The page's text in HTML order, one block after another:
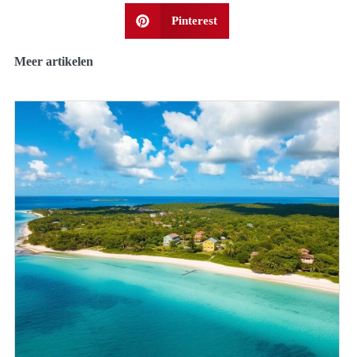
Pinterest
Meer artikelen